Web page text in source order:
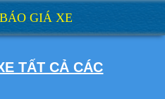
Foton 990kg
GIÁ XE
TẤT CẢ CÁC